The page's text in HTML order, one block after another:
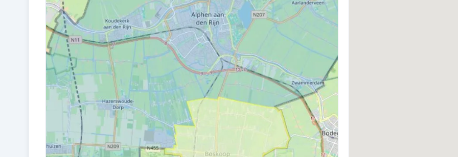
Kadastraal en VvE
EIGENDOMSSITUATIE
Volle eigendom
Buitenruimte en parkeren
BUITENRUIMTE
In woonwijk Achtertuin